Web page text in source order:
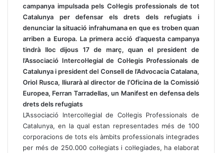
campanya impulsada pels Col·legis professionals de tot
Catalunya per defensar els drets dels refugiats i
denunciar la situació infrahumana en que es troben quan
arriben a Europa. La primera acció d’aquesta campanya
tindrà lloc dijous 17 de març, quan el president de
l’Associació Intercol·legial de Col·legis Professionals de
Catalunya i president del Consell de l’Advocacia Catalana,
Oriol Rusca, lliurarà al director de l’Oficina de la Comissió
Europea, Ferran Tarradellas, un Manifest en defensa dels
drets dels refugiats
L’Associació Intercol·legial de Col·legis Professionals de
Catalunya, en la qual estan representades més de 100
corporacions de tots els àmbits professionals integrades
per més de 250.000 col·legiats i col·legiades, ha elaborat